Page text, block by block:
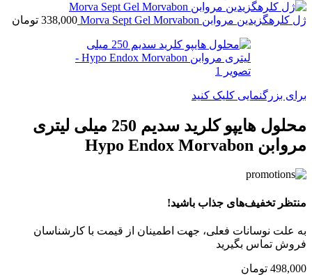
ژل کلرهگزیدین مروابن Morva Sept Gel Morvabon 338,000 تومان
برای بزرگنمایی کلیک کنید
محلول هایپو کلرید سدیم 250 میلی لیتری
مروابن Hypo Endox Morvabon
منتظر تخفیف‌های جذاب باشید!
به علت نوسانات فعلی، جهت اطمینان از قیمت با کارشناسان
فروش تماس بگیرید
498,000 تومان